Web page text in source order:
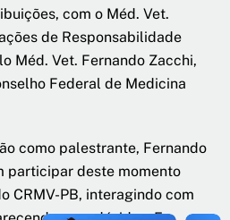
com o Méd. Vet.
de Responsabilidade
Méd. Vet. Fernando Zacchi,
Federal de Medicina
como palestrante, Fernando
participar deste momento
CRMV-PB, interagindo com